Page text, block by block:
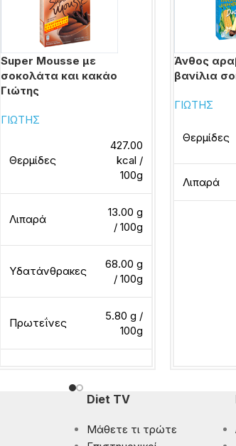
Super Mousse με
σοκολάτα και κακάο
Γιώτης
ΓΙΩΤΗΣ
Θερμίδες
427.00
kcal /
100g
Λιπαρά
13.00 g
/ 100g
Υδατάνθρακες
68.00 g
/ 100g
Πρωτεΐνες
5.80 g /
100g
Διαβάστε περισσότερα
Άνθος
βανίλια
ΓΙΩΤΗΣ
Θερμίδες
Λιπαρά
Diet TV
Μάθετε τι τρώτε